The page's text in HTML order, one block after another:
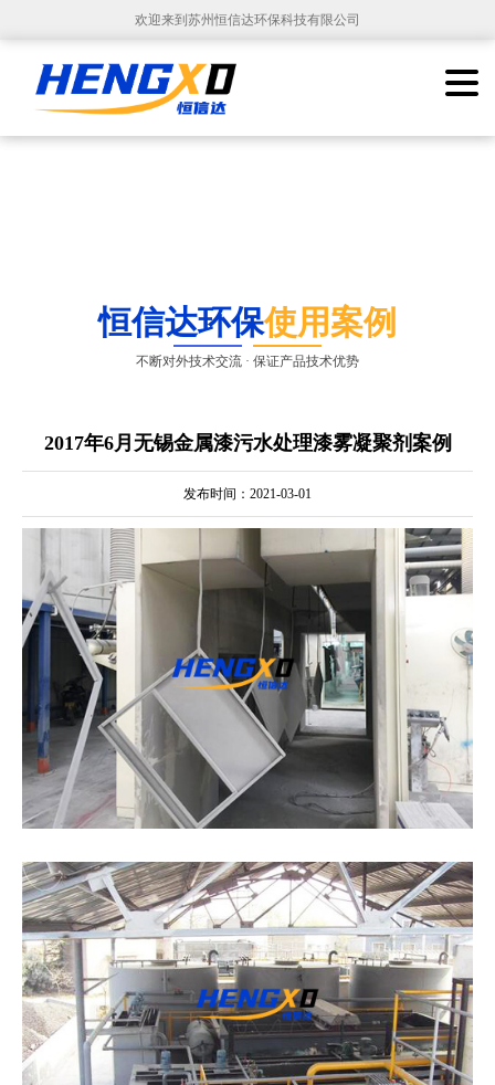
欢迎来到苏州恒信达环保科技有限公司
恒信达环保使用案例
不断对外技术交流 · 保证产品技术优势
2017年6月无锡金属漆污水处理漆雾凝聚剂案例
发布时间：2021-03-01